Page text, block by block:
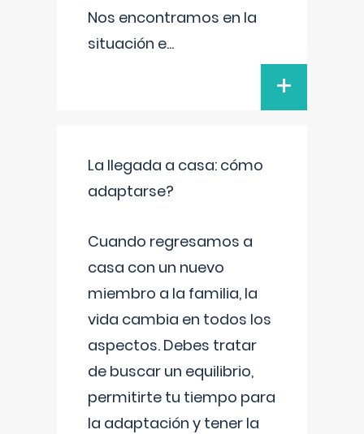
Nos encontramos en la
situación e...
+
La llegada a casa: cómo
adaptarse?
Cuando regresamos a
casa con un nuevo
miembro a la familia, la
vida cambia en todos los
aspectos. Debes tratar
de buscar un equilibrio,
permitirte tu tiempo para
la adaptación y tener la